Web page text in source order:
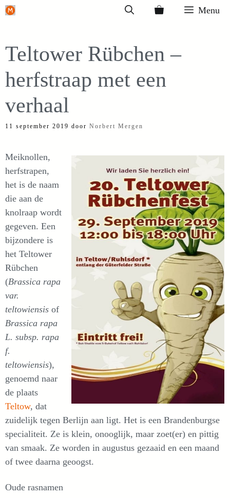
Ga
inhoud
Menu
Teltower Rübchen –
herfstraap met een
verhaal
11 september 2019 door Norbert Mergen
Meiknollen,
herfstrapen,
het is de naam
die aan de
knolraap wordt
gegeven. Een
bijzondere is
het Teltower
Rübchen
(Brassica rapa
var.
teltowiensis of
Brassica rapa
L. subsp. rapa
f.
teltowiensis),
genoemd naar
de plaats
Teltow, dat
zuidelijk tegen Berlijn aan ligt. Het is een Brandenburgse
specialiteit. Ze is klein, onooglijk, maar zoet(er) en pittig
van smaak. Ze worden in augustus gezaaid en een maand
of twee daarna geoogst.
Oude rasnamen